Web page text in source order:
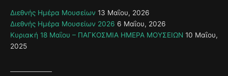
Διεθνής Ημέρα Μουσείων 13 Μαΐου, 2026
Διεθνής Ημέρα Μουσείων 2026 6 Μαΐου, 2026
Κυριακή 18 Μαΐου – ΠΑΓΚΟΣΜΙΑ ΗΜΕΡΑ ΜΟΥΣΕΙΩΝ 10 Μαΐου,
2025